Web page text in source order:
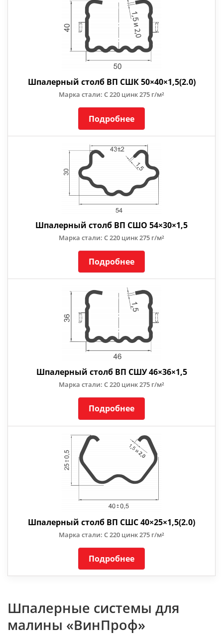
Шпалерный столб ВП СШК 50×40×1,5(2.0)
Марка стали: С 220 цинк 275 г/м²
Подробнее
Шпалерный столб ВП СШО 54×30×1,5
Марка стали: С 220 цинк 275 г/м²
Подробнее
Шпалерный столб ВП СШУ 46×36×1,5
Марка стали: С 220 цинк 275 г/м²
Подробнее
Шпалерный столб ВП СШС 40×25×1,5(2.0)
Марка стали: С 220 цинк 275 г/м²
Подробнее
Шпалерные системы для
малины «ВинПроф»